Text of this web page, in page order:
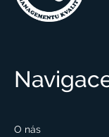
O nás